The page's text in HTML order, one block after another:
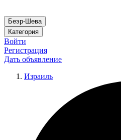
Беэр-Шева
Категория
Войти
Регистрация
Дать объявление
Израиль